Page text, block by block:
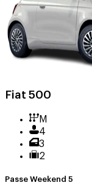
Fiat 500
M
4
3
2
Passe Weekend 5